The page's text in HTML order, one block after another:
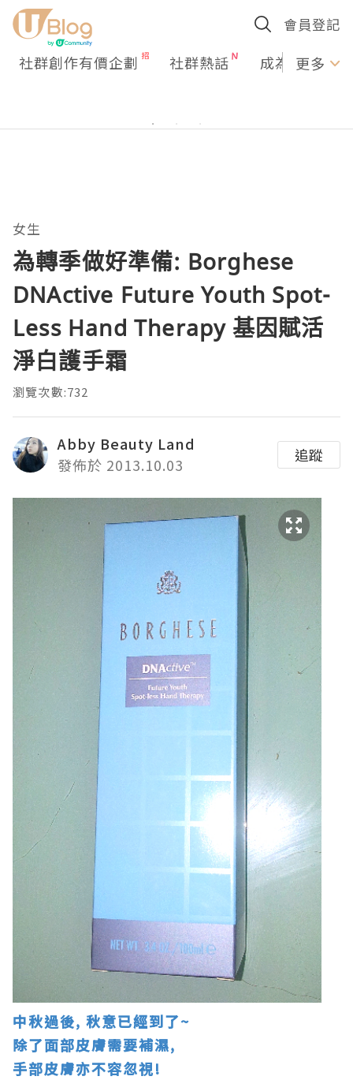
會員登記
社群創作有價企劃 社群熱話 成為U更多
女生
為轉季做好準備: Borghese
DNActive Future Youth Spot-
Less Hand Therapy 基因賦活
淨白護手霜
瀏覽次數:732
Abby Beauty Land
發佈於 2013.10.03
追蹤
中秋過後, 秋意已經到了~
除了面部皮膚需要補濕,
手部皮膚亦不容忽視!